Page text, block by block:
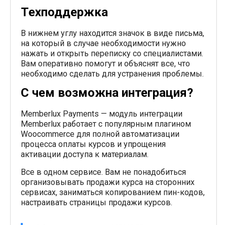
Техподдержка
В нижнем углу находится значок в виде письма,
на который в случае необходимости нужно
нажать и открыть переписку со специалистами.
Вам оперативно помогут и объяснят все, что
необходимо сделать для устранения проблемы.
С чем возможна интеграция?
Memberlux Payments — модуль интеграции
Memberlux работает с популярным плагином
Woocommerce для полной автоматизации
процесса оплаты курсов и упрощения
активации доступа к материалам.
Все в одном сервисе. Вам не понадобиться
организовывать продажи курса на сторонних
сервисах, заниматься копированием пин-кодов,
настраивать страницы продажи курсов.